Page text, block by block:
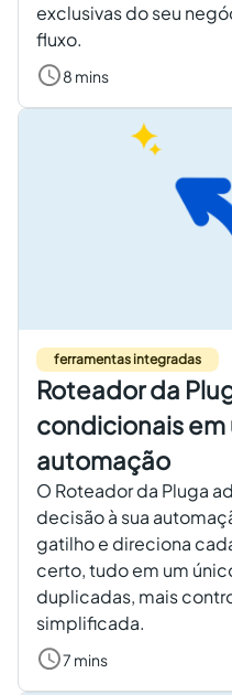
exclusivas do seu
fluxo.
8 mins
ferramentas integradas
Roteador da
condicionais em
automação
O Roteador da Pluga
decisão à sua
gatilho e direciona
certo, tudo em um
duplicadas, mais
simplificada.
7 mins